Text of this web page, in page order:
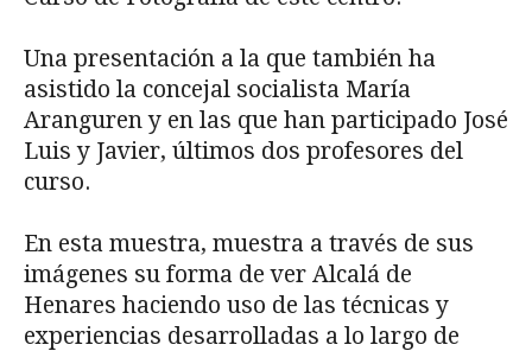
Una presentación a la que también ha
asistido la concejal socialista María
Aranguren y en las que han participado José
Luis y Javier, últimos dos profesores del
curso.
En esta muestra, muestra a través de sus
imágenes su forma de ver Alcalá de
Henares haciendo uso de las técnicas y
experiencias desarrolladas a lo largo de